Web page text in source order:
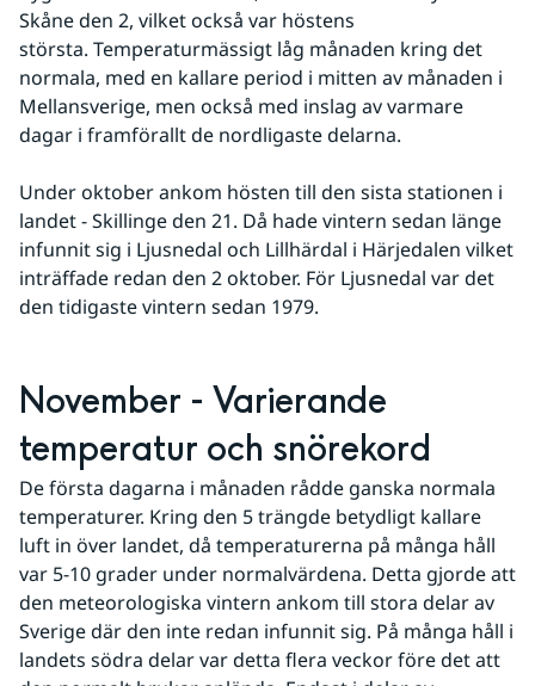
Skåne den 2, vilket också var höstens
största. Temperaturmässigt låg månaden kring det
normala, med en kallare period i mitten av månaden i
Mellansverige, men också med inslag av varmare
dagar i framförallt de nordligaste delarna.
Under oktober ankom hösten till den sista stationen i
landet - Skillinge den 21. Då hade vintern sedan länge
infunnit sig i Ljusnedal och Lillhärdal i Härjedalen vilket
inträffade redan den 2 oktober. För Ljusnedal var det
den tidigaste vintern sedan 1979.
November - Varierande
temperatur och snörekord
De första dagarna i månaden rådde ganska normala
temperaturer. Kring den 5 trängde betydligt kallare
luft in över landet, då temperaturerna på många håll
var 5-10 grader under normalvärdena. Detta gjorde att
den meteorologiska vintern ankom till stora delar av
Sverige där den inte redan infunnit sig. På många håll i
landets södra delar var detta flera veckor före det att